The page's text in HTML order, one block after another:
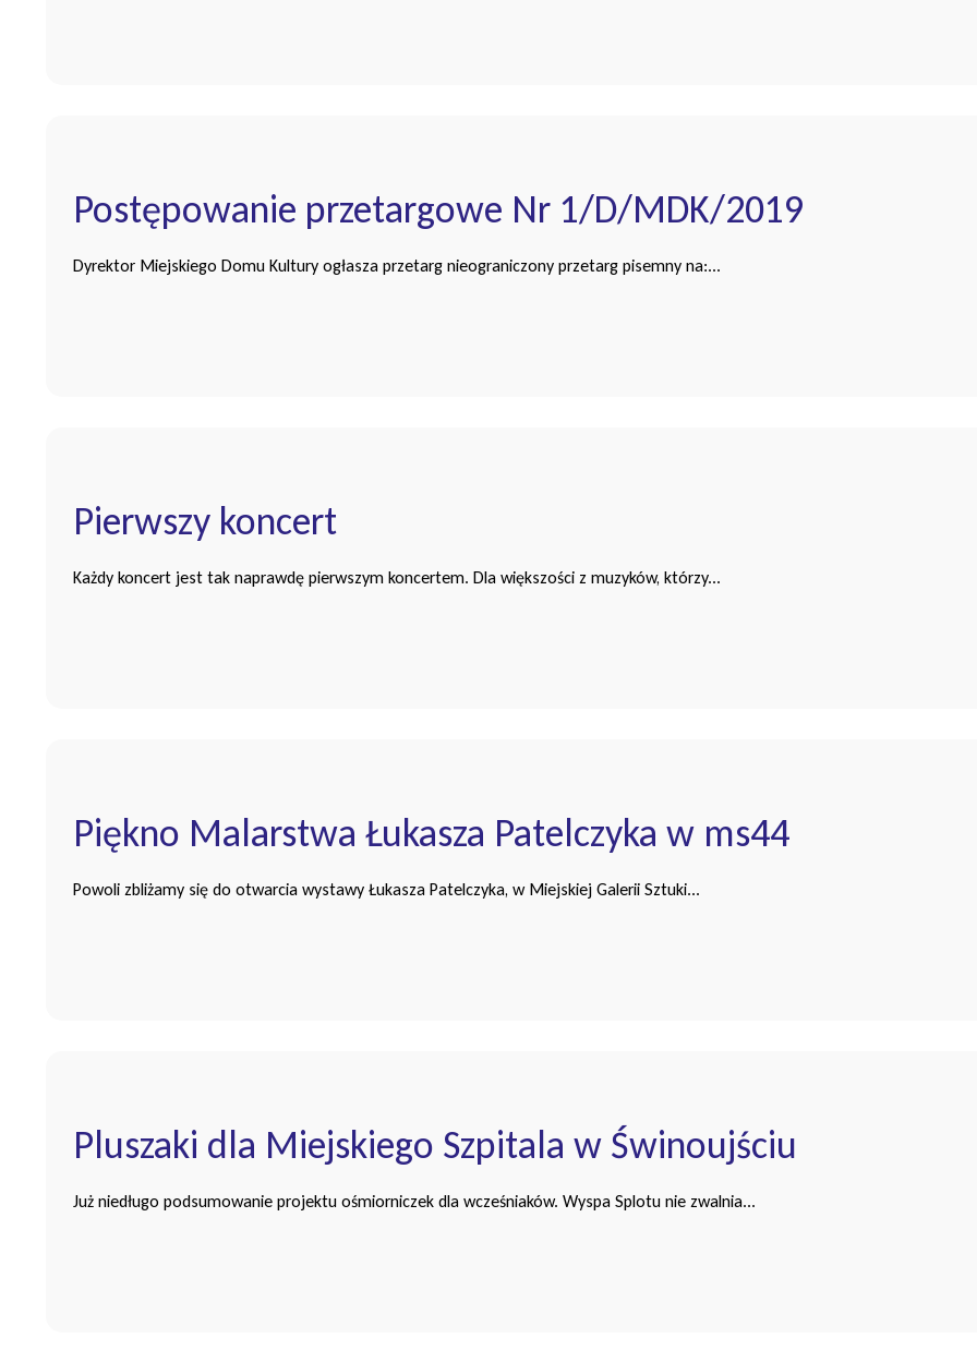
Postępowanie przetargowe Nr 1/D/MDK/2019
Dyrektor Miejskiego Domu Kultury ogłasza przetarg nieograniczony przetarg pisemny na:...
Pierwszy koncert
Każdy koncert jest tak naprawdę pierwszym koncertem. Dla większości z muzyków, którzy...
Piękno Malarstwa Łukasza Patelczyka w ms44
Powoli zbliżamy się do otwarcia wystawy Łukasza Patelczyka, w Miejskiej Galerii Sztuki...
Pluszaki dla Miejskiego Szpitala w Świnoujściu
Już niedługo podsumowanie projektu ośmiorniczek dla wcześniaków. Wyspa Splotu nie zwalnia...